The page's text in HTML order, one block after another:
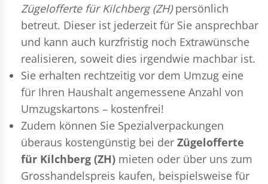
Zügelofferte für Kilchberg (ZH)persönlich
betreut. Dieser ist jederzeit für Sie ansprechbar
und kann auch kurzfristig noch Extrawünsche
realisieren, soweit dies irgendwie machbar ist.
Sie erhalten rechtzeitig vor dem Umzug eine
für Ihren Haushalt angemessene Anzahl von
Umzugskartons – kostenfrei!
Zudem können Sie Spezialverpackungen
überaus kostengünstig bei der Zügelofferte
für Kilchberg (ZH) mieten oder über uns zum
Grosshandelspreis kaufen, beispielsweise für